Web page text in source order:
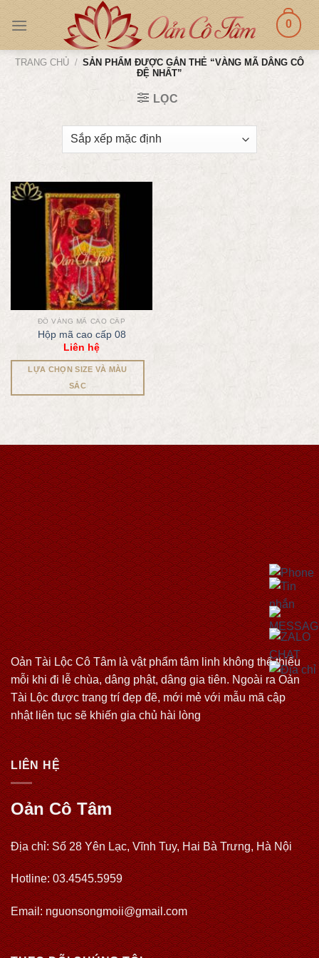
0
TRANG CHỦ / SẢN PHẨM ĐƯỢC GẮN THẺ “VÀNG MÃ DÂNG CÔ
ĐỆ NHẤT”
LỌC
ĐỒ VÀNG MÃ CAO CẤP
Hộp mã cao cấp 08
Liên hệ
LỰA CHỌN SIZE VÀ MÀU
SẮC
Oản Tài Lộc Cô Tâm là vật phẩm tâm linh không thể thiếu
mỗi khi đi lễ chùa, dâng phật, dâng gia tiên. Ngoài ra Oản
Tài Lộc được trang trí đẹp đẽ, mới mẻ với mẫu mã cập
nhật liên tục sẽ khiến gia chủ hài lòng
LIÊN HỆ
Oản Cô Tâm
Địa chỉ: Số 28 Yên Lạc, Vĩnh Tuy, Hai Bà Trưng, Hà Nội
Hotline: 03.4545.5959
Email: nguonsongmoii@gmail.com